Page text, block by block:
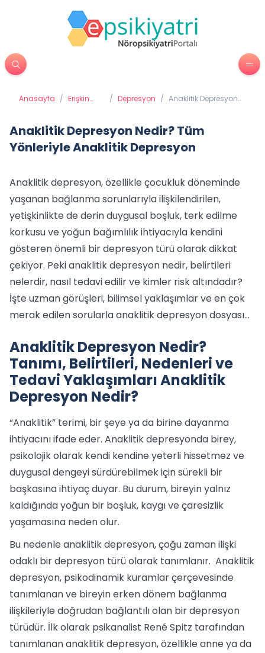
Anasayfa / Erişkin
/ Depresyon / Anaklitik Depresyon
Anaklitik Depresyon Nedir? Tüm
Yönleriyle Anaklitik Depresyon
Anaklitik depresyon, özellikle çocukluk döneminde
yaşanan bağlanma sorunlarıyla ilişkilendirilen,
yetişkinlikte de derin duygusal boşluk, terk edilme
korkusu ve yoğun bağımlılık ihtiyacıyla kendini
gösteren önemli bir depresyon türü olarak dikkat
çekiyor. Peki anaklitik depresyon nedir, belirtileri
nelerdir, nasıl tedavi edilir ve kimler risk altındadır?
İşte uzman görüşleri, bilimsel yaklaşımlar ve en çok
merak edilen sorularla anaklitik depresyon dosyası…
Anaklitik Depresyon Nedir?
Tanımı, Belirtileri, Nedenleri ve
Tedavi Yaklaşımları Anaklitik
Depresyon Nedir?
“Anaklitik” terimi, bir şeye ya da birine dayanma
ihtiyacını ifade eder. Anaklitik depresyonda birey,
psikolojik olarak kendi kendine yeterli hissetmez ve
duygusal dengeyi sürdürebilmek için sürekli bir
başkasına ihtiyaç duyar. Bu durum, bireyin yalnız
kaldığında yoğun bir boşluk, kaygı ve çaresizlik
yaşamasına neden olur.
Bu nedenle anaklitik depresyon, çoğu zaman ilişki
odaklı bir depresyon türü olarak tanımlanır. Anaklitik
depresyon, psikodinamik kuramlar çerçevesinde
tanımlanan ve bireyin erken dönem bağlanma
ilişkileriyle doğrudan bağlantılı olan bir depresyon
türüdür. İlk olarak psikanalist René Spitz tarafından
tanımlanan anaklitik depresyon, özellikle anne ya da